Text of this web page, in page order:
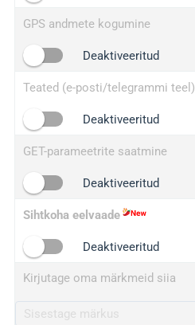
GPS andmete kogumine
Deaktiveeritud
Teated (e-posti/telegrammi teel)
Deaktiveeritud
GET-parameetrite saatmine
Deaktiveeritud
Sihtkoha eelvaade
Deaktiveeritud
Kirjutage oma märkmeid siia